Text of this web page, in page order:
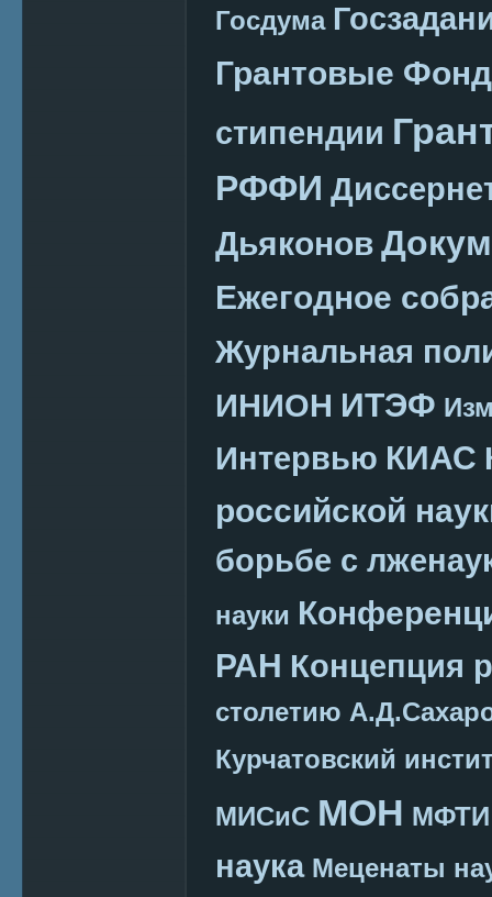
Госдума
Грантовые
стипендии
РФФИ
Дьяконов
Ежегодное
Журнальная
ИНИОН ИТЭФ
Интервью КИАС
российской
борьбе с
науки
РАН Концепция
столетию
Курчатовский
МИСиС МОН МФТИ
наука Меценаты